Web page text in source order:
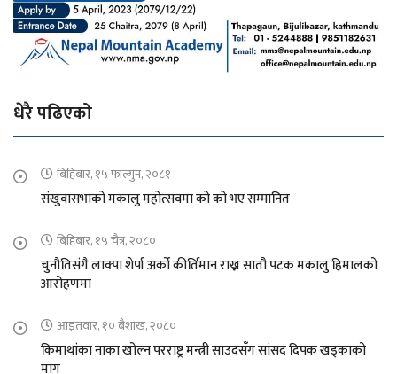
धेरै पढिएको
बिहिबार, १५ फाल्गुन, २०८१
संखुवासभाको मकालु महोत्सवमा को को भए सम्मानित
बिहिबार, १५ चैत्र, २०८०
चुनौतिसंगै लाक्पा शेर्पा अर्को कीर्तिमान राख्न सातौ पटक मकालु हिमालको
आरोहणमा
आइतवार, १० बैशाख, २०८०
किमाथांका नाका खोल्न परराष्ट्र मन्त्री साउदसँग सांसद दिपक खड्काको
माग